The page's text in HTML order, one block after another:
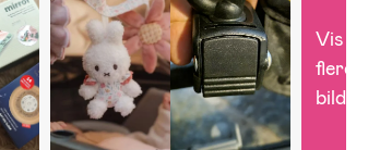
Vis
flere
bilder